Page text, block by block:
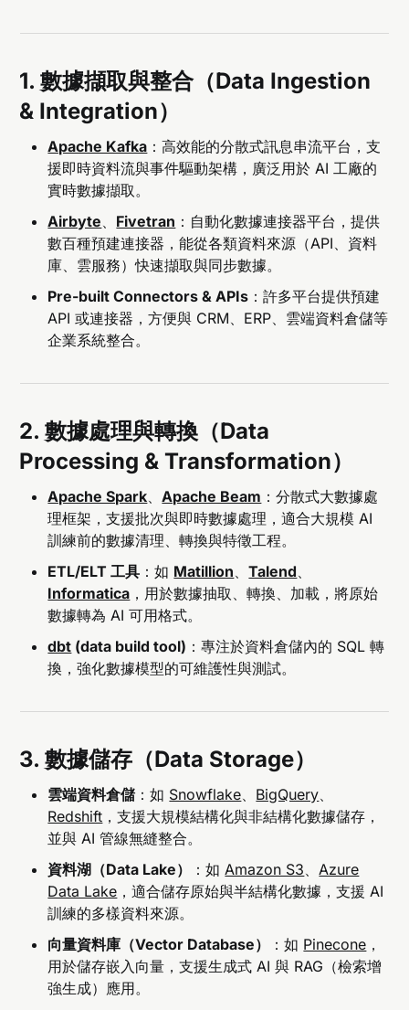
1. 數據擷取與整合（Data Ingestion
& Integration）
Apache Kafka ：高效能的分散式訊息串流平台，支
援即時資料流與事件驅動架構，廣泛用於 AI 工廠的
實時數據擷取。
Airbyte
Fivetran ：自動化數據連接器平台，提供
數百種預建連接器，能從各類資料來源（API、資料
庫、雲服務）快速擷取與同步數據。
Pre-built Connectors & APIs ：許多平台提供預建
API 或連接器，方便與 CRM、ERP、雲端資料倉儲等
企業系統整合。
2. 數據處理與轉換（Data
Processing & Transformation）
Apache Spark 、Apache Beam ：分散式大數據處
理框架，支援批次與即時數據處理，適合大規模 AI
訓練前的數據清理、轉換與特徵工程。
ETL/ELT 工具 ：如 Matillion 、Talend
Informatica ，用於數據抽取、轉換、加載，將原始
數據轉為 AI 可用格式。
dbt (data build tool) ：專注於資料倉儲內的 SQL 轉
換，強化數據模型的可維護性與測試。
3. 數據儲存（Data Storage）
雲端資料倉儲：如 Snowflake BigQuery
Redshift ，支援大規模結構化與非結構化數據儲存，
並與 AI 管線無縫整合。
資料湖（Data Lake）
：如 Amazon S3
Azure
Data Lake ，適合儲存原始與半結構化數據，支援 AI
訓練的多樣資料來源。
向量資料庫（Vector Database）
：如 Pinecone ，
用於儲存嵌入向量，支援生成式 AI 與 RAG（檢索增
強生成）應用。